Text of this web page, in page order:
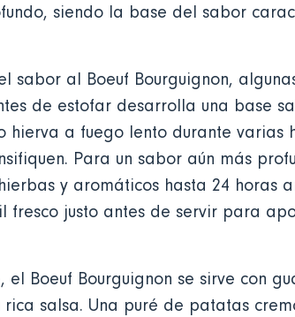
siendo la base del sabor
sabor al Boeuf Bourguignon,
de estofar desarrolla una base
hierva a fuego lento durante varias
Para un sabor aún más
y aromáticos hasta 24 horas
fresco justo antes de servir para
el Boeuf Bourguignon se sirve con
salsa. Una puré de patatas